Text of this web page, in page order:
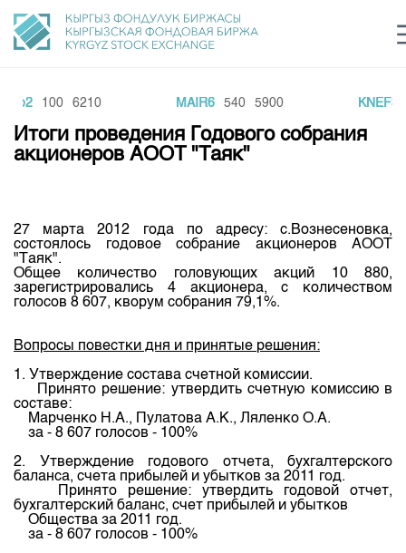
Финансовый рынок KG login Рус Кыр
Общая информация
Акционеры
Руководство
Комитеты
Участники торгов
Наши партнеры
Корпоративные документы
Контакты
Направления
Товарно-сырьевой сектор
Листинг
Аналитика
Финансовый рынок KG
25 лет ЗАО КФБ
Нормативная база
Биржевая деятельность
Депозитарная деятельность
Центр раскрытия информации
Статистика торгов
Итоги последних торгов
Архив торгов
Индекс и Капитализация
Котировки по ЦБ
Котировки по драг. металлам
Расписание аукционов по ГЦБ
Результаты аукционов ГЦБ
Учебный центр
Общая информация
План работы на год
100 6210 MAIR6 540 5900 KNEF3
Итоги проведения Годового собрания
акционеров АООТ "Таяк"
27 марта 2012 года по адресу:с.Вознесеновка,
состоялось
годовое собрание акционеров
АООТ
" Таяк".
Общее
количество головующих акций 10 880,
зарегистрировались 4 акционера, с количеством
голосов 8 607, кворум собрания 79,1%.
Вопроcы повестки дня и принятые решения:
1. Утверждение состава счетной комиссии.
Принято решение: утвердить cчетную комиссиюв
составе:
Марченко Н.А., Пулатова А.К., Ляленко О.А.
за - 8 607 голосов - 100%
2. Утверждение годового отчета, бухгалтерского
баланса, счета прибылей и убытков за 2011 год.
Принято
решение: утвердить годовой отчет,
бухгалтерский баланс, счет прибылей и убытков
Общества за 2011 год.
за - 8 607 голосов - 100%